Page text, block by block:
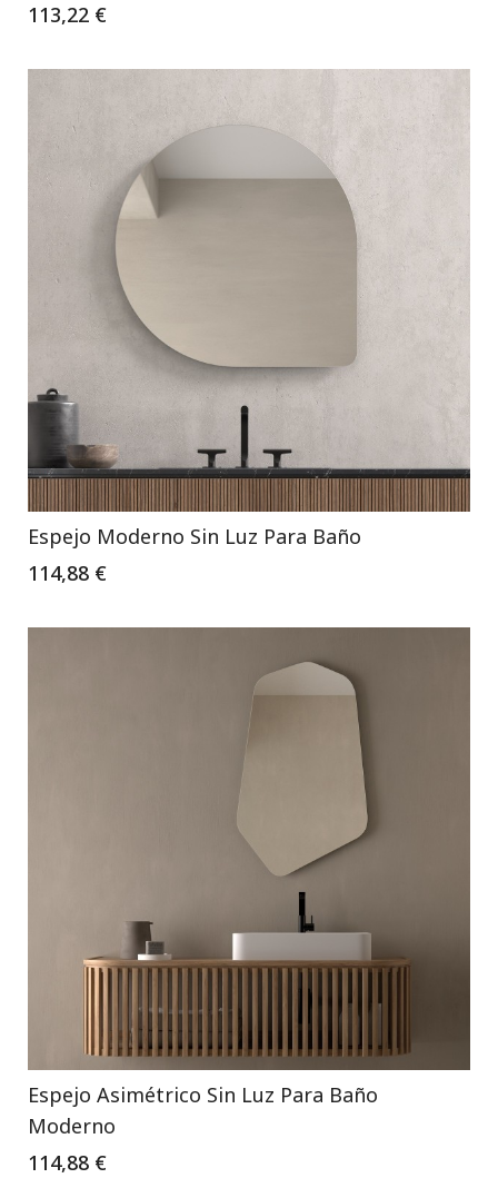
113,22 €
Espejo Moderno Sin Luz Para Baño
114,88 €
Espejo Asimétrico Sin Luz Para Baño
Moderno
114,88 €